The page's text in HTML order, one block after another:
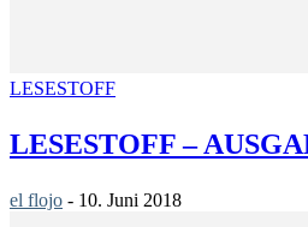
LESESTOFF
LESESTOFF –
el flojo - 10. Juni 2018